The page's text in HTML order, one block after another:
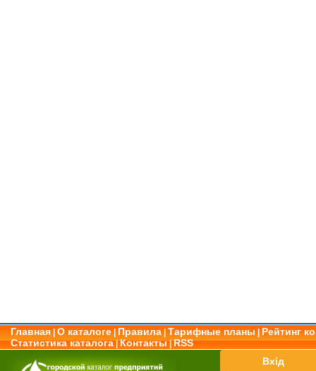
Главная О каталоге Правила Тарифные планы
Рейтинг
Статистика каталога|Контакты|RSS
Вхід